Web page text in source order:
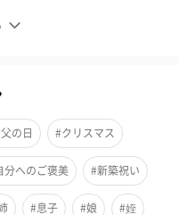
」
の日 #クリスマス
分へのご褒美 #新築祝い
#息子 #娘 #姪